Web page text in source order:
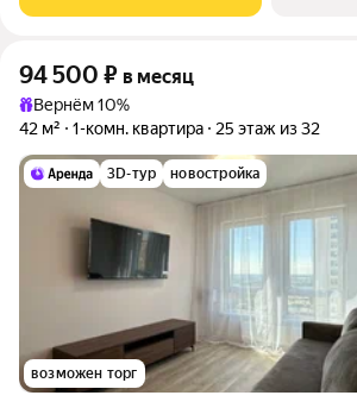
94 500 ₽ в месяц
Вернём 10%
42 м²
1-комн. квартира 25 этаж из 32
3D-тур новостройка
возможен торг